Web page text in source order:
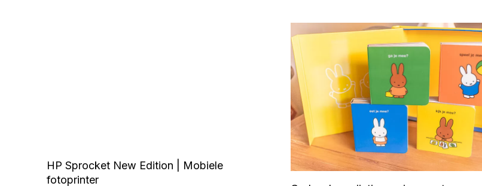
HP Sprocket New Edition | Mobiele
fotoprinter